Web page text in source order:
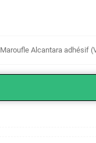
Maroufle Alcantara adhésif